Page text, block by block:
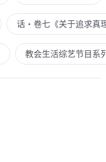
话・卷七《关于追求真
教会生活综艺节目系